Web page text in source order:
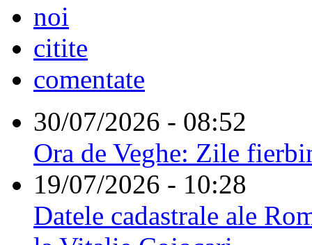
noi
citite
comentate
30/07/2026 - 08:52
Ora de Veghe: Zile
19/07/2026 - 10:28
Datele cadastrale ale